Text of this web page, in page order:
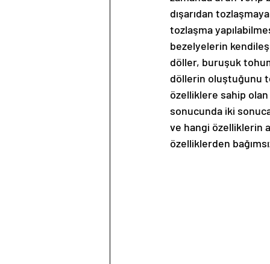
dışarıdan
tozlaşma
bezelyelerin
döller, buruşuk
döllerin oluştuğunu
özelliklere sahip
sonucunda iki
ve hangi özelliklerin
özelliklerden